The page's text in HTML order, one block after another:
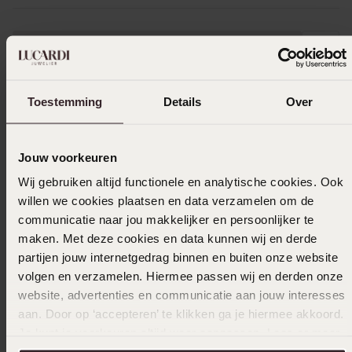
Toestemming Details Over
Jouw voorkeuren
Wij gebruiken altijd functionele en analytische cookies. Ook
willen we cookies plaatsen en data verzamelen om de
communicatie naar jou makkelijker en persoonlijker te
maken. Met deze cookies en data kunnen wij en derde
partijen jouw internetgedrag binnen en buiten onze website
volgen en verzamelen. Hiermee passen wij en derden onze
website, advertenties en communicatie aan jouw interesses
aan. Door op ‘accepteren’ te klikken ga je hiermee akkoord.
Ook leuk voor jou